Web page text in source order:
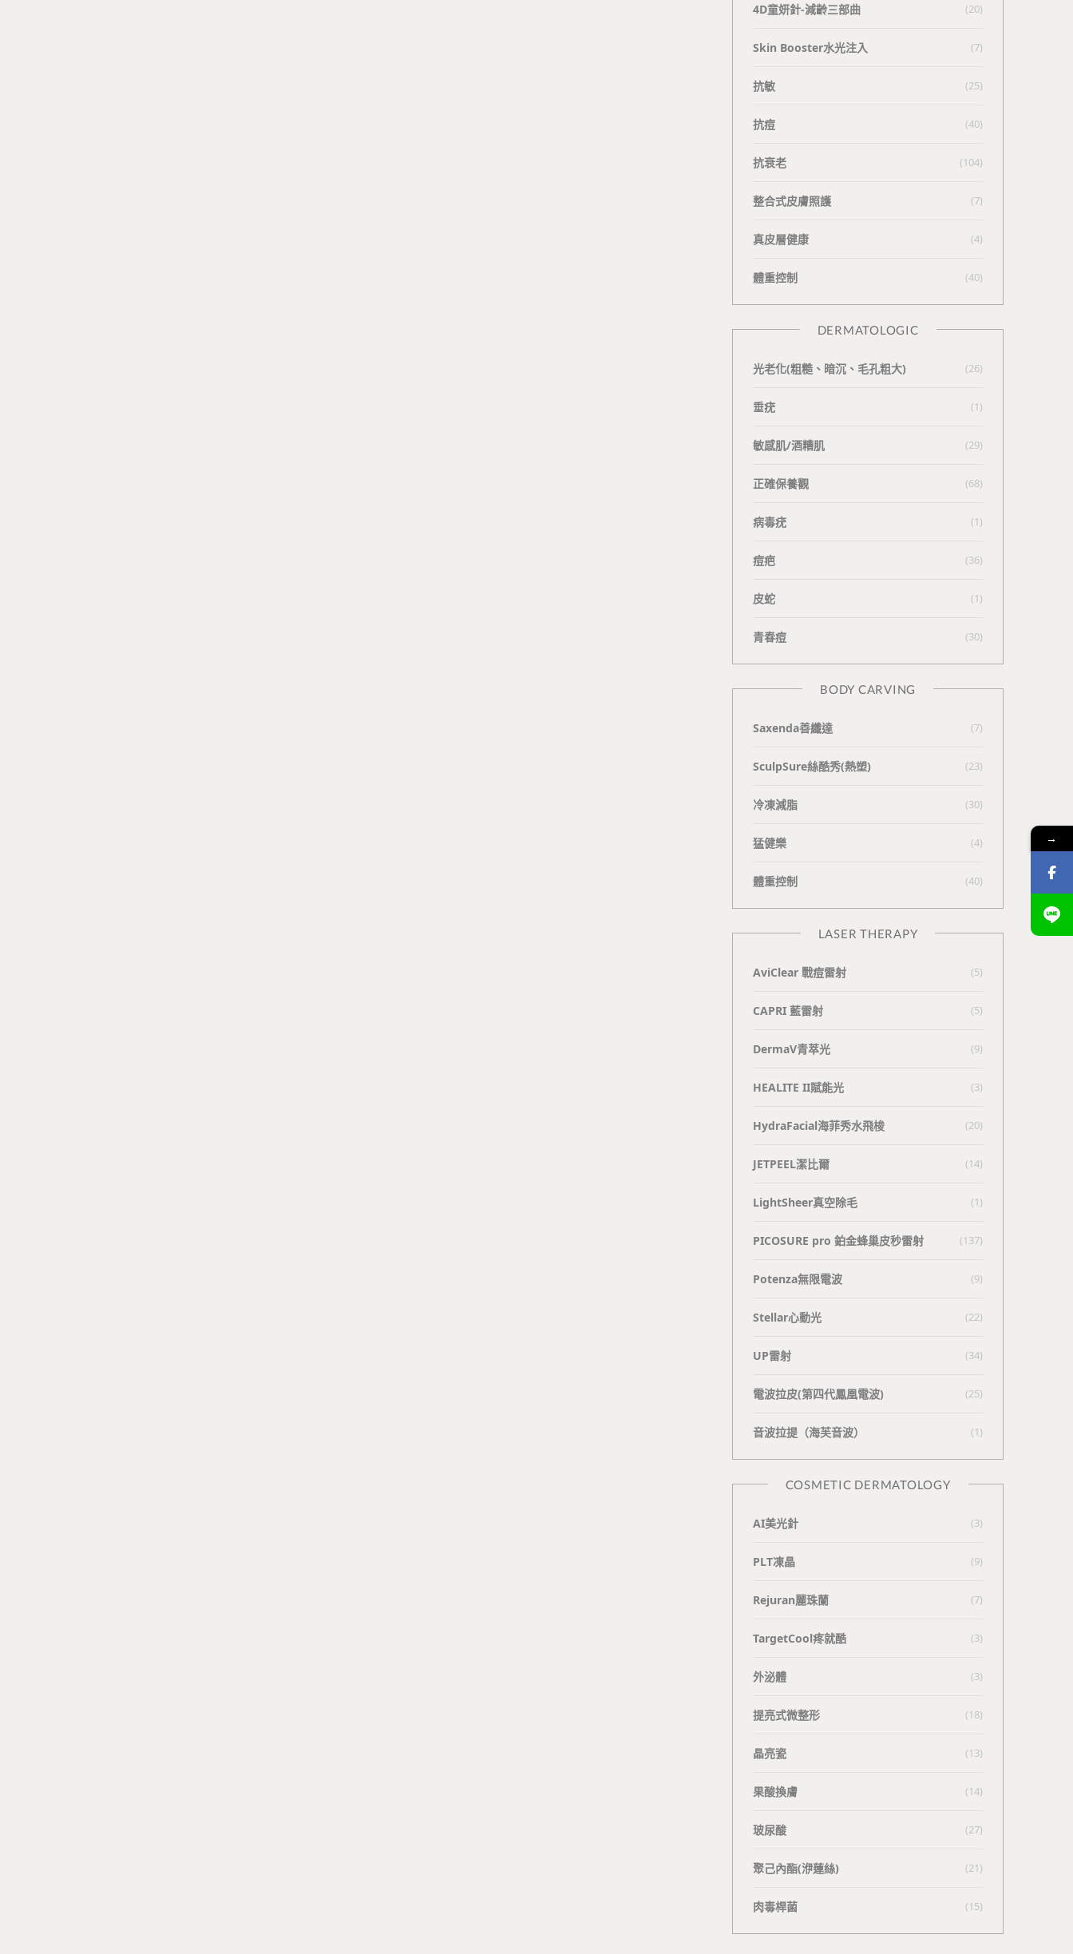
4D童妍針-減齡三部曲 (20)
Skin Booster水光注入 (7)
抗敏 (25)
抗痘 (40)
抗衰老 (104)
整合式皮膚照護 (7)
真皮層健康 (4)
體重控制 (40)
DERMATOLOGIC
光老化(粗糙、暗沉、毛孔粗大) (26)
垂疣 (1)
敏感肌/酒糟肌 (29)
正確保養觀 (68)
病毒疣 (1)
痘疤 (36)
皮蛇 (1)
青春痘 (30)
BODY CARVING
Saxenda善纖達 (7)
SculpSure絲酷秀(熱塑) (23)
冷凍減脂 (30)
猛健樂 (4)
體重控制 (40)
LASER THERAPY
AviClear 戰痘雷射 (5)
CAPRI 藍雷射 (5)
DermaV青萃光 (9)
HEALITE II賦能光 (3)
HydraFacial海菲秀水飛梭 (20)
JETPEEL潔比爾 (14)
LightSheer真空除毛 (1)
PICOSURE pro 鉑金蜂巢皮秒雷射 (137)
Potenza無限電波 (9)
Stellar心動光 (22)
UP雷射 (34)
電波拉皮(第四代鳳凰電波) (25)
⾳波拉提（海芙⾳波） (1)
COSMETIC DERMATOLOGY
AI美光針 (3)
PLT凍晶 (9)
Rejuran麗珠蘭 (7)
TargetCool疼就酷 (3)
外泌體 (3)
提亮式微整形 (18)
晶亮瓷 (13)
果酸換膚 (14)
玻尿酸 (27)
聚己內酯(洢蓮絲) (21)
肉毒桿菌 (15)
→